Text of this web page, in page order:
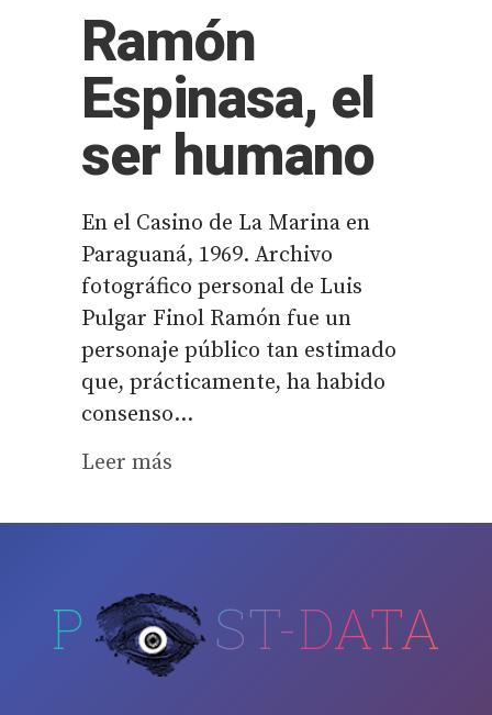
Ramón
Espinasa, el
ser humano
En el Casino de La Marina en
Paraguaná, 1969. Archivo
fotográfico personal de Luis
Pulgar Finol Ramón fue un
personaje público tan estimado
que, prácticamente, ha habido
consenso...
Leer más
P ST-DATA